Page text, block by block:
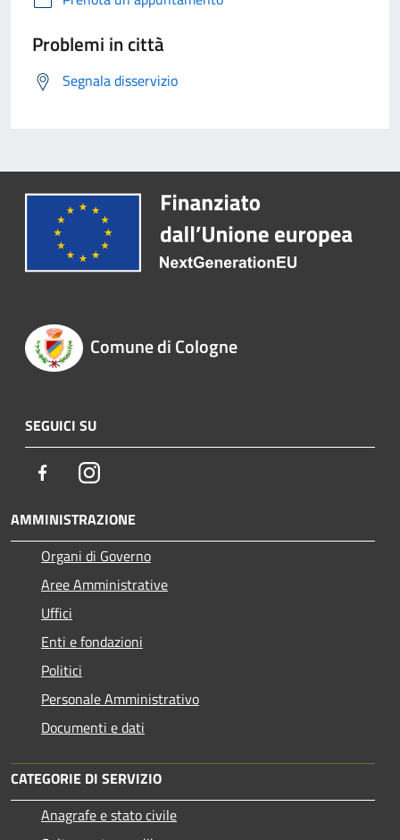
Problemi in città
Segnala disservizio
Comune di Cologne
SEGUICI SU
FacebookInstagram
AMMINISTRAZIONE
Organi di Governo
Aree Amministrative
Uffici
Enti e fondazioni
Politici
Personale Amministrativo
Documenti e dati
CATEGORIE DI SERVIZIO
Anagrafe e stato civile